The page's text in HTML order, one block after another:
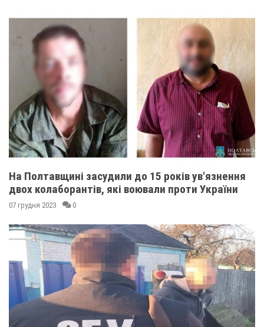
На Полтавщині засудили до 15 років ув'язнення
двох колаборантів, які воювали проти України
07 грудня 2023 0